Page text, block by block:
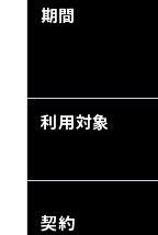
期間
利用対象
契約